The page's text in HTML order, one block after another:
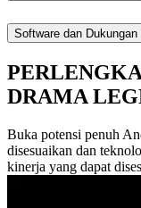
Software dan Dukungan
DRAMA
Buka potensi penuh
disesuaikan dan
kinerja yang dapat